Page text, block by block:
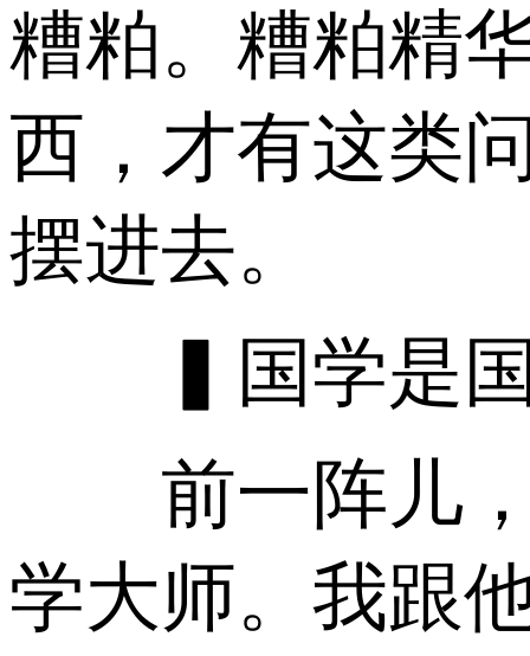
糟粕。糟粕精
西，才有这类
摆进去。
▍国学是国
前一阵儿，
学大师。我跟